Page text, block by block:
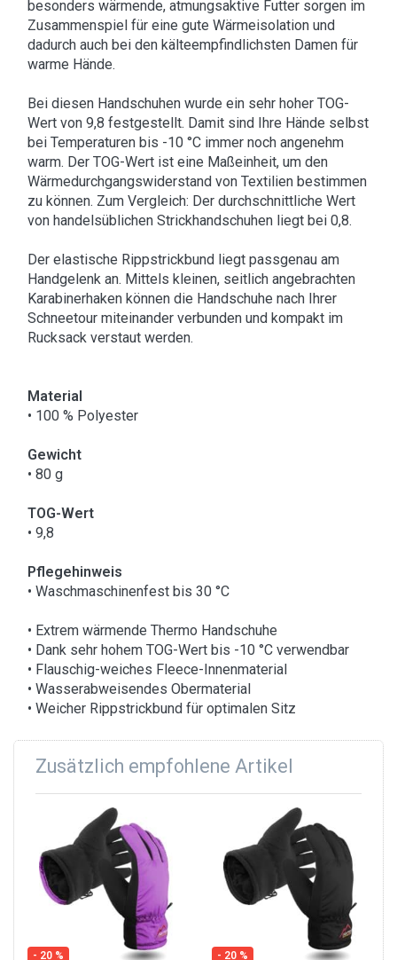
besonders wärmende, atmungsaktive Futter sorgen im
Zusammenspiel für eine gute Wärmeisolation und
dadurch auch bei den kälteempfindlichsten Damen für
warme Hände.
Bei diesen Handschuhen wurde ein sehr hoher TOG-
Wert von 9,8 festgestellt. Damit sind Ihre Hände selbst
bei Temperaturen bis -10 °C immer noch angenehm
warm. Der TOG-Wert ist eine Maßeinheit, um den
Wärmedurchgangswiderstand von Textilien bestimmen
zu können. Zum Vergleich: Der durchschnittliche Wert
von handelsüblichen Strickhandschuhen liegt bei 0,8.
Der elastische Rippstrickbund liegt passgenau am
Handgelenk an. Mittels kleinen, seitlich angebrachten
Karabinerhaken können die Handschuhe nach Ihrer
Schneetour miteinander verbunden und kompakt im
Rucksack verstaut werden.
Material
• 100 % Polyester
Gewicht
• 80 g
TOG-Wert
• 9,8
Pflegehinweis
• Waschmaschinenfest bis 30 °C
• Extrem wärmende Thermo Handschuhe
• Dank sehr hohem TOG-Wert bis -10 °C verwendbar
• Flauschig-weiches Fleece-Innenmaterial
• Wasserabweisendes Obermaterial
• Weicher Rippstrickbund für optimalen Sitz
Zusätzlich empfohlene Artikel
- 20 % - 20 %